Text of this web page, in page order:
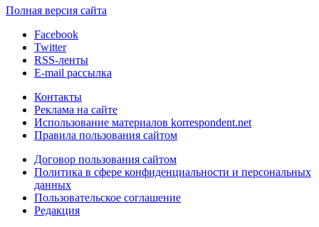
Полная версия сайта
Facebook
Twitter
RSS-ленты
E-mail рассылка
Контакты
Реклама на сайте
Использование материалов korrespondent.net
Правила пользования сайтом
Договор пользования сайтом
Политика в сфере конфиденциальности и персональных
данных
Пользовательское соглашение
Редакция